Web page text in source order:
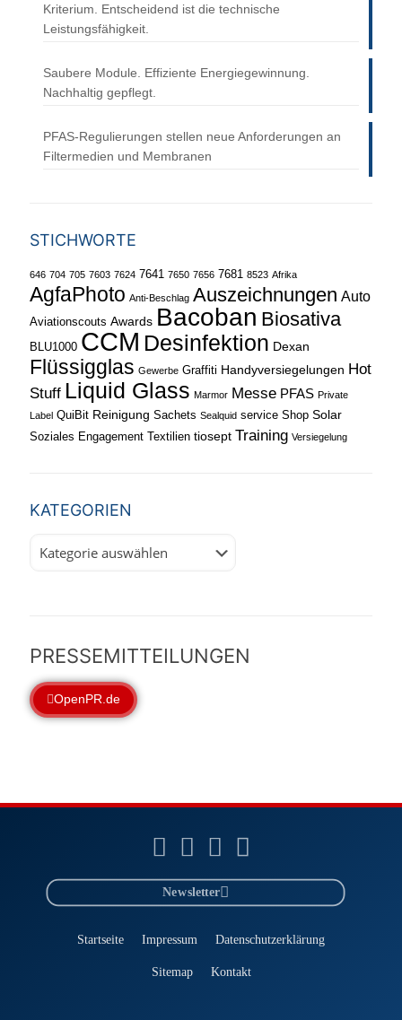
Kriterium. Entscheidend ist die technische
Leistungsfähigkeit.
Saubere Module. Effiziente Energiegewinnung.
Nachhaltig gepflegt.
PFAS-Regulierungen stellen neue Anforderungen an
Filtermedien und Membranen
STICHWORTE
646 704 705 7603 7624 7641 7650 7656 7681 8523 Afrika
AgfaPhoto Anti-Beschlag Auszeichnungen Auto
Aviationscouts Awards Bacoban Biosativa
BLU1000 CCM Desinfektion Dexan
Flüssigglas Gewerbe Graffiti Handyversiegelungen Hot
Stuff Liquid Glass Marmor Messe PFAS Private
Label QuiBit Reinigung Sachets Sealquid service Shop Solar
Soziales Engagement Textilien tiosept Training Versiegelung
KATEGORIEN
PRESSEMITTEILUNGEN
OpenPR.de
Startseite Impressum Datenschutzerklärung
Sitemap Kontakt
Newsletter